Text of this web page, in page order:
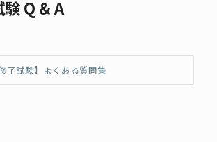
Q & A
了試験】よくある質問集